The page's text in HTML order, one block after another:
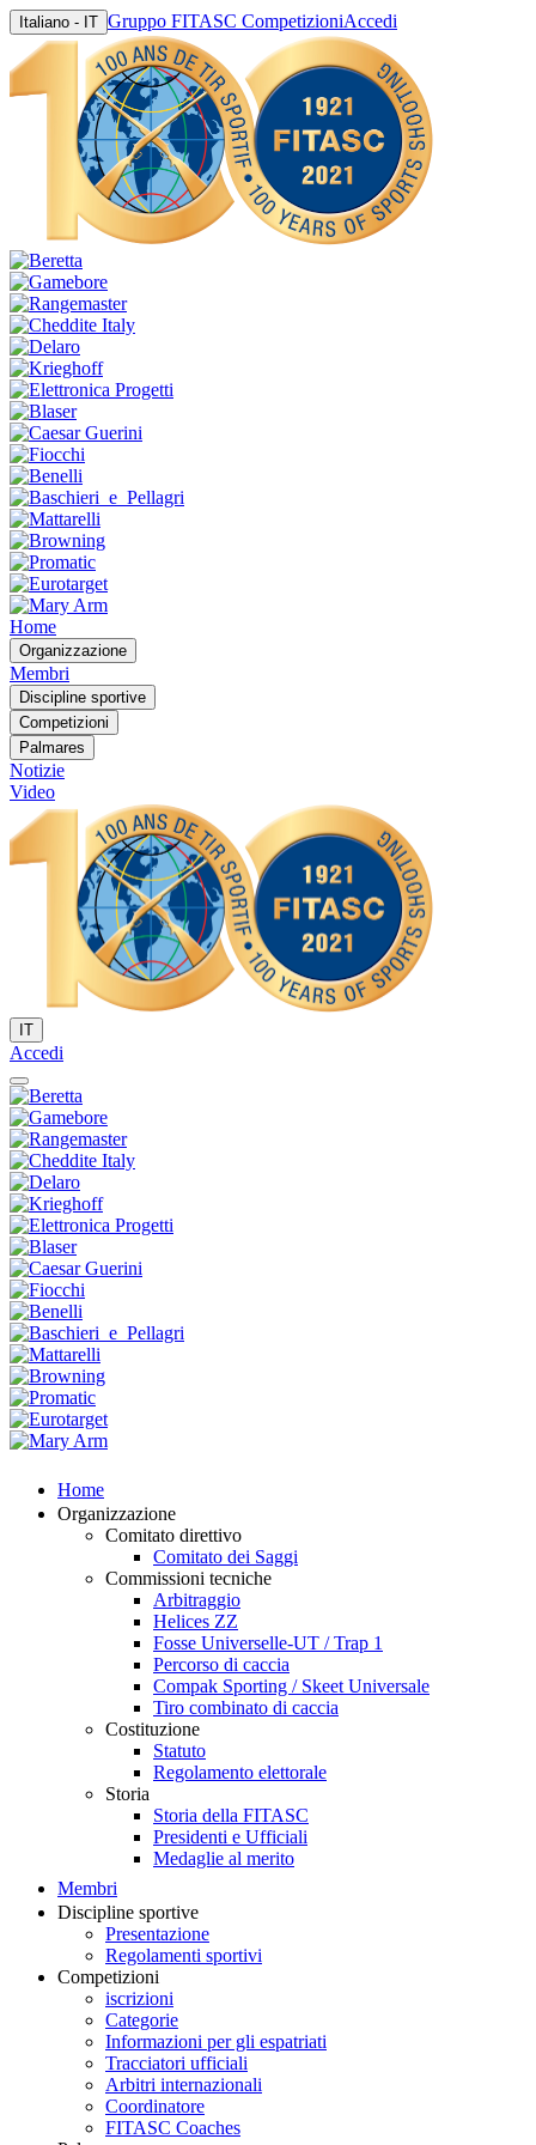
Italiano - IT Gruppo FITASC CompetizioniAccedi
Home
Organizzazione
Membri
Discipline sportive
Competizioni
Palmares
Notizie
Video
IT
Accedi
Home
Organizzazione
Comitato direttivo
Comitato dei Saggi
Commissioni tecniche
Arbitraggio
Helices ZZ
Fosse Universelle-UT / Trap 1
Percorso di caccia
Compak Sporting / Skeet Universale
Tiro combinato di caccia
Costituzione
Statuto
Regolamento elettorale
Storia
Storia della FITASC
Presidenti e Ufficiali
Medaglie al merito
Membri
Discipline sportive
Presentazione
Regolamenti sportivi
Competizioni
iscrizioni
Categorie
Informazioni per gli espatriati
Tracciatori ufficiali
Arbitri internazionali
Coordinatore
FITASC Coaches